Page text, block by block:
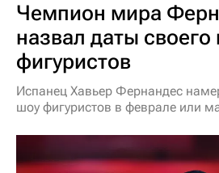
Чемпион мира
назвал даты
фигуристов
Испанец Хавьер Фернандес
шоу фигуристов в феврале или